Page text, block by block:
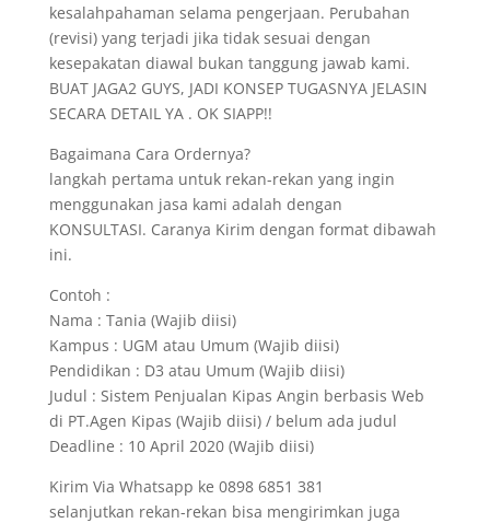
kesalahpahaman selama pengerjaan. Perubahan
(revisi) yang terjadi jika tidak sesuai dengan
kesepakatan diawal bukan tanggung jawab kami.
BUAT JAGA2 GUYS, JADI KONSEP TUGASNYA JELASIN
SECARA DETAIL YA . OK SIAPP!!
Bagaimana Cara Ordernya?
langkah pertama untuk rekan-rekan yang ingin
menggunakan jasa kami adalah dengan
KONSULTASI. Caranya Kirim dengan format dibawah
ini.
Contoh :
Nama : Tania (Wajib diisi)
Kampus : UGM atau Umum (Wajib diisi)
Pendidikan : D3 atau Umum (Wajib diisi)
Judul : Sistem Penjualan Kipas Angin berbasis Web
di PT.Agen Kipas (Wajib diisi) / belum ada judul
Deadline : 10 April 2020 (Wajib diisi)
Kirim Via Whatsapp ke 0898 6851 381
selanjutkan rekan-rekan bisa mengirimkan juga